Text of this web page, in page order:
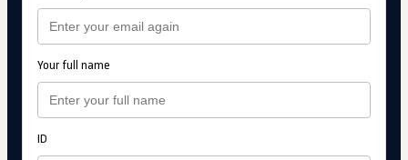
Your full name
ID